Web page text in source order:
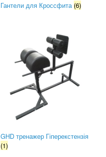
Гантели для Кроссфита (6)
GHD тренажер Гіперекстензія
(1)